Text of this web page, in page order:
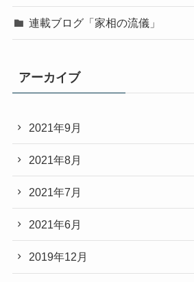
連載ブログ「家相の流儀」
アーカイブ
2021年9月
2021年8月
2021年7月
2021年6月
2019年12月